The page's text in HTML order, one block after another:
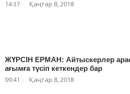
14:37 Қаңтар 8, 2018
ЖҮРСІН ЕРМАН: Айтыскерлер
ағымға түсіп кеткендер бар
09:41 Қаңтар 8, 2018